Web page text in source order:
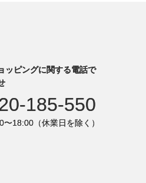
ッピングに関する電話で
185-550
18:00（休業日を除く）